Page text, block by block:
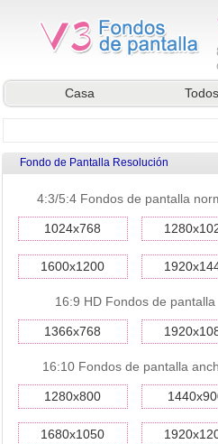
Casa
Fondo de Pantalla Resolución
4:3/5:4 Fondos de pantalla
1024x768
1600x1200
16:9 HD Fondos de pantalla
1366x768
16:10 Fondos de pantalla
1280x800
1680x1050